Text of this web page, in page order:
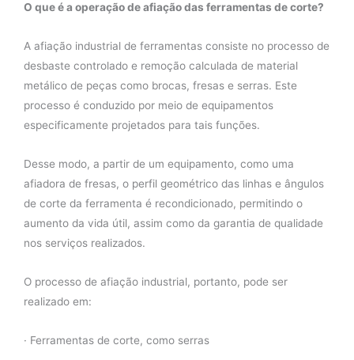
O que é a operação de afiação das ferramentas de corte?
A afiação industrial de ferramentas consiste no processo de
desbaste controlado e remoção calculada de material
metálico de peças como brocas, fresas e serras. Este
processo é conduzido por meio de equipamentos
especificamente projetados para tais funções.
Desse modo, a partir de um equipamento, como uma
afiadora de fresas, o perfil geométrico das linhas e ângulos
de corte da ferramenta é recondicionado, permitindo o
aumento da vida útil, assim como da garantia de qualidade
nos serviços realizados.
O processo de afiação industrial, portanto, pode ser
realizado em:
· Ferramentas de corte, como serras